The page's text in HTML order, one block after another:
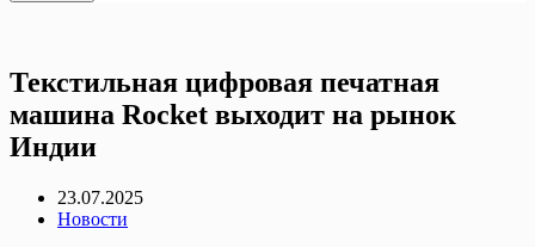
Текстильная цифровая печатная
машина Rocket выходит на рынок
Индии
23.07.2025
Новости